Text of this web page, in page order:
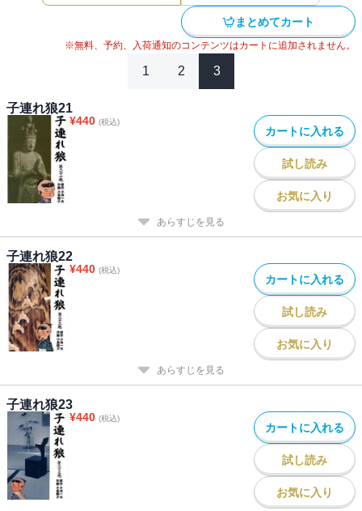
まとめてカート
※無料、予約、入荷通知のコンテンツはカートに追加されません。
1 2 3
子連れ狼21
¥440 (税込)
カートに入れる
試し読み
お気に入り
あらすじを見る
子連れ狼22
¥440 (税込)
カートに入れる
試し読み
お気に入り
あらすじを見る
子連れ狼23
¥440 (税込)
カートに入れる
試し読み
お気に入り